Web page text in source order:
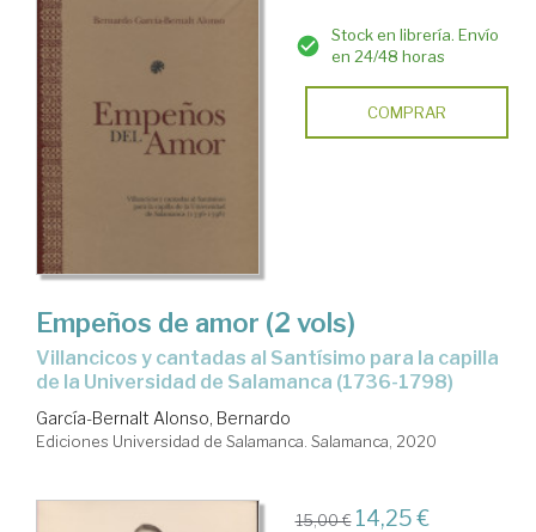
Stock en librería. Envío
en 24/48 horas
COMPRAR
Empeños de amor (2 vols)
Villancicos y cantadas al Santísimo para la capilla
de la Universidad de Salamanca (1736-1798)
García-Bernalt Alonso, Bernardo
Ediciones Universidad de Salamanca. Salamanca, 2020
15,00 € 14,25 €